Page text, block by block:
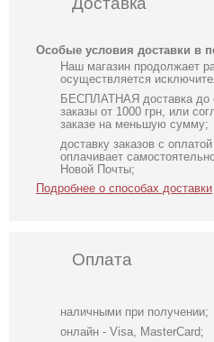
Особые условия доставки в
Наш магазин продолжает
осуществляется
БЕСПЛАТНАЯ доставка до
заказы от 1000 грн, или
заказе на меньшую сумму;
доставку заказов с
оплачивает
Новой Почты;
Подробнее о способах доставки
Оплата
наличными при получении;
онлайн - Visa, MasterCard;